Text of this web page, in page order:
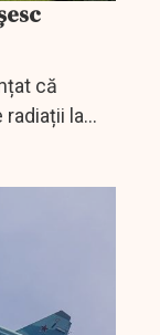
că
la